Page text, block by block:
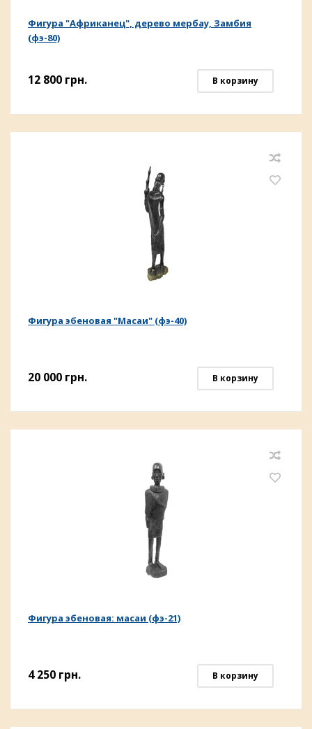
Фигура "Африканец", дерево мербау, Замбия
(фэ-80)
12 800 грн. В корзину
Фигура эбеновая "Масаи" (фэ-40)
20 000 грн. В корзину
Фигура эбеновая: масаи (фэ-21)
4 250 грн. В корзину